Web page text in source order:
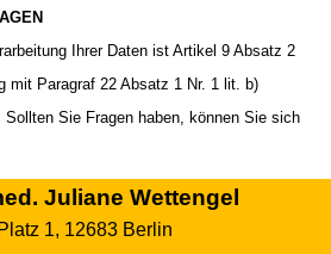
Ihrer Daten ist Artikel 9 Absatz 2
mit Paragraf 22 Absatz 1 Nr. 1 lit. b)
Sie Fragen haben, können Sie sich
Juliane Wettengel
1, 12683 Berlin